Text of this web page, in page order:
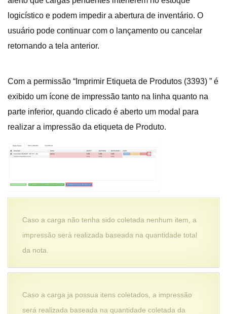
logicístico e podem impedir a abertura de inventário. O
usuário pode continuar com o lançamento ou cancelar
retornando a tela anterior.
Com a permissão “Imprimir Etiqueta de Produtos (3393) ” é
exibido um ícone de impressão tanto na linha quanto na
parte inferior, quando clicado é aberto um modal para
realizar a impressão da etiqueta de Produto.
Caso a carga não tenha sido coletada nenhum item, a
impressão será realizada baseada na quantidade total
da nota.
Caso a carga ja possua itens coletados, a impressão
será realizada baseada na quantidade coletada da